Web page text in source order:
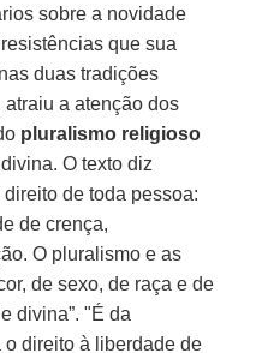
sobre a novidade
que sua
duas tradições
a atenção dos
pluralismo religioso
O texto diz
de toda pessoa:
de crença,
O pluralismo e as
de sexo, de raça e de
divina”. "É da
o direito à liberdade de